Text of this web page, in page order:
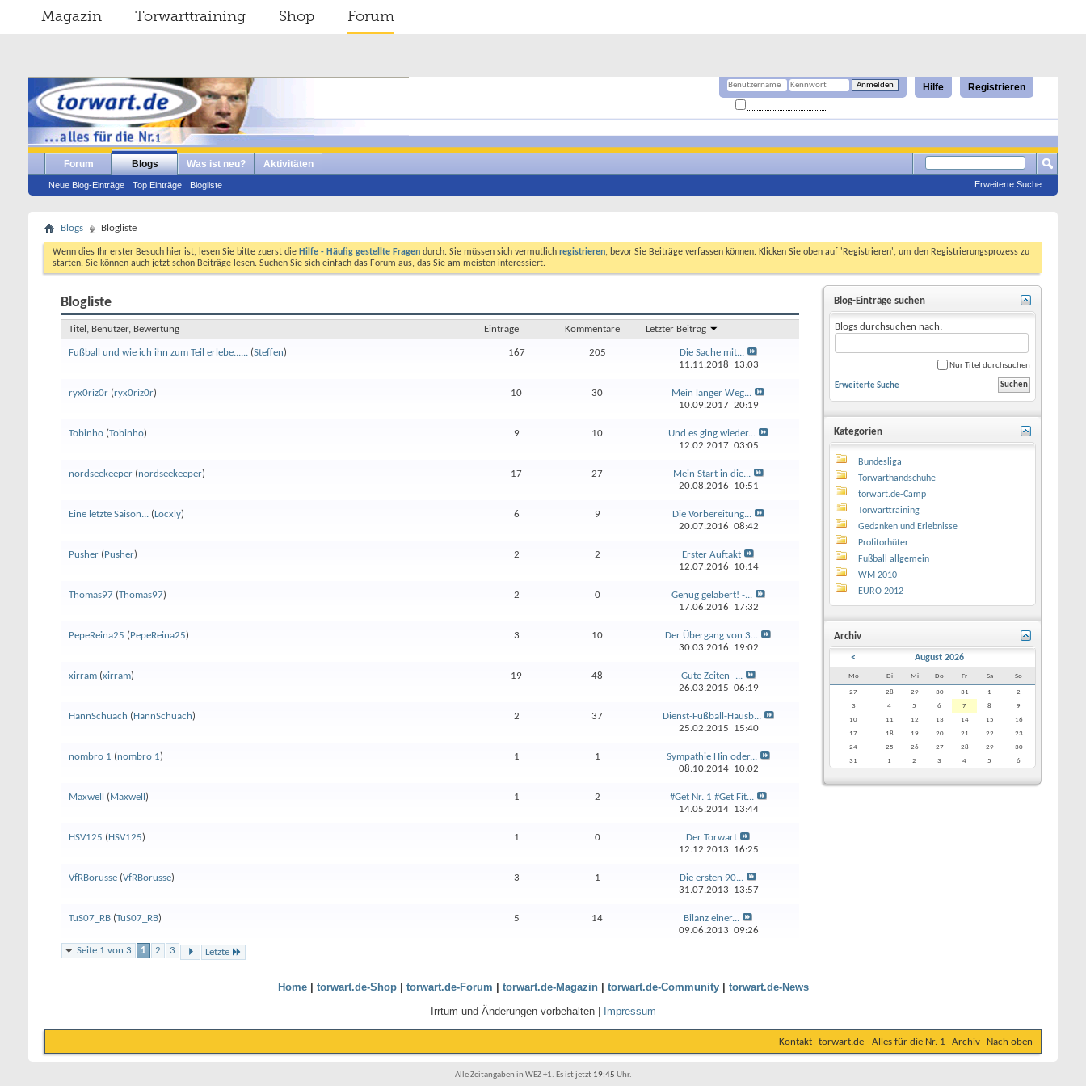
Magazin Torwarttraining Shop Forum
Registrieren
Hilfe
Forum Blogs
Neue Blog-Einträge Top Einträge Blogliste
Was ist neu? Aktivitäten
Erweiterte Suche
Blogs Blogliste
Wenn dies Ihr erster Besuch hier ist, lesen Sie bitte zuerst die Hilfe - Häufig gestellte Fragen durch. Sie müssen sich vermutlich registrieren, bevor Sie Beiträge verfassen können. Klicken Sie oben auf 'Registrieren', um den Registrierungsprozess zu
starten. Sie können auch jetzt schon Beiträge lesen. Suchen Sie sich einfach das Forum aus, das Sie am meisten interessiert.
Blogliste
Titel, Benutzer, Bewertung Einträge Kommentare Letzter Beitrag
Fußball und wie ich ihn zum Teil erlebe...... (Steffen) 167 205
Die Sache mit...
11.11.2018
13:03
ryx0riz0r (ryx0riz0r) 10 30
Mein langer Weg...
10.09.2017 20:19
Tobinho (Tobinho) 9 10
Und es ging wieder...
12.02.2017 03:05
nordseekeeper (nordseekeeper) 17 27
Mein Start in die...
20.08.2016
10:51
Eine letzte Saison... (Locxly) 6 9
Die Vorbereitung...
20.07.2016 08:42
Pusher (Pusher) 2 2
Erster Auftakt
12.07.2016
10:14
Thomas97 (Thomas97) 2 0
Genug gelabert! -...
17.06.2016
17:32
PepeReina25 (PepeReina25) 3 10
Der Übergang von 3...
30.03.2016
19:02
xirram (xirram) 19 48
Gute Zeiten -...
26.03.2015 06:19
HannSchuach (HannSchuach) 2 37
Dienst-Fußball-Hausb...
25.02.2015
15:40
nombro 1 (nombro 1) 1 1
Sympathie Hin oder...
08.10.2014 10:02
Maxwell (Maxwell ) 1 2
#Get Nr. 1 #Get Fit...
14.05.2014 13:44
HSV125 (HSV125) 1 0
Der Torwart
12.12.2013
16:25
VfRBorusse (VfRBorusse) 3 1
Die ersten 90...
31.07.2013
13:57
TuS07_RB (TuS07_RB) 5 14
Bilanz einer...
09.06.2013 09:26
Seite 1 von 3
1 2 3 Letzte
Blog-Einträge suchen
Blogs durchsuchen nach:
Nur Titel durchsuchen
Erweiterte Suche
Kategorien
Bundesliga
Torwarthandschuhe
torwart.de-Camp
Torwarttraining
Gedanken und Erlebnisse
Profitorhüter
Fußball allgemein
WM 2010
EURO 2012
Archiv
< August 2026
Mo Di Mi Do Fr Sa So
27 28 29 30 31 1
2
3
4 5 6 7 8
9
10
11 12 13 14 15
16
17
18 19 20 21 22
23
24
25 26 27 28 29
30
31
1 2 3 4 5 6
Home| torwart.de-Shop| torwart.de-Forum torwart.de-Magazin| torwart.de-Community| torwart.de-News
Irrtum und Änderungen vorbehalten |
Impressum
Kontakt torwart.de - Alles für die Nr. 1 Archiv Nach oben
Alle Zeitangaben in WEZ +1. Es ist jetzt 19:45 Uhr.